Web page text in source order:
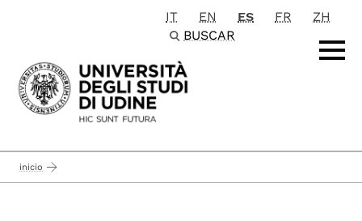
Passa al contenuto principale
IT EN ES FR
ZH
BUSCAR
inicio